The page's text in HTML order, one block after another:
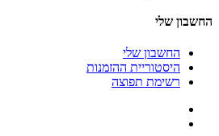
החשבון שלי
החשבון שלי
היסטוריית ההזמנות
רשימת תפוצה